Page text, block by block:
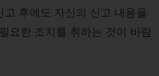
고 후에도 자신의 신고 내용을
요한 조치를 취하는 것이 바람